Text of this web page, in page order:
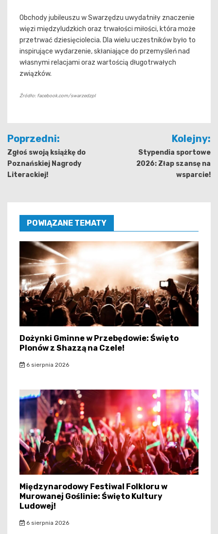
Obchody jubileuszu w Swarzędzu uwydatniły znaczenie
więzi międzyludzkich oraz trwałości miłości, która może
przetrwać dziesięciolecia. Dla wielu uczestników było to
inspirujące wydarzenie, skłaniające do przemyśleń nad
własnymi relacjami oraz wartością długotrwałych
związków.
Źródło: facebook.com/swarzedzpl
Nawigacja
wpisu
Poprzedni:
Zgłoś swoją książkę do
Poznańskiej Nagrody
Literackiej!
Kolejny:
Stypendia sportowe
2026: Złap szansę na
wsparcie!
POWIĄZANE TEMATY
Dożynki Gminne w Przebędowie: Święto
Plonów z Shazzą na Czele!
6 sierpnia 2026
Międzynarodowy Festiwal Folkloru w
Murowanej Goślinie: Święto Kultury
Ludowej!
6 sierpnia 2026